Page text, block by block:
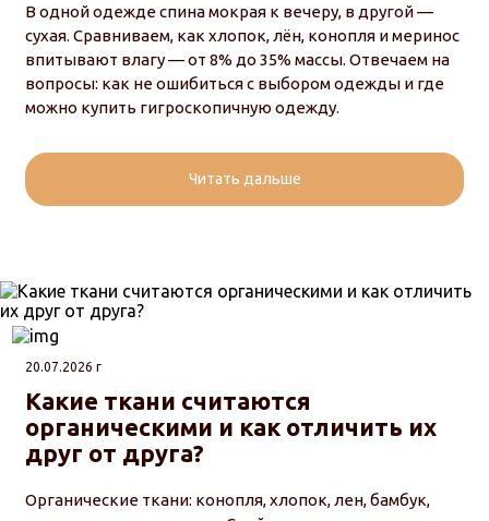
В одной одежде спина мокрая к вечеру, в другой —
сухая. Сравниваем, как хлопок, лён, конопля и меринос
впитывают влагу — от 8% до 35% массы. Отвечаем на
вопросы: как не ошибиться с выбором одежды и где
можно купить гигроскопичную одежду.
Читать дальше
20.07.2026 г
Какие ткани считаются
органическими и как отличить их
друг от друга?
Органические ткани: конопля, хлопок, лен, бамбук,